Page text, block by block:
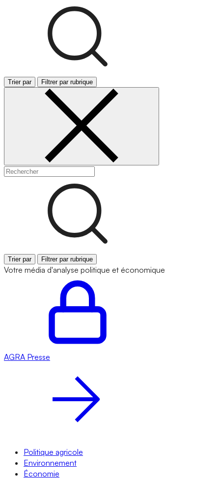
Trier par Filtrer par rubrique
Trier par Filtrer par rubrique
Votre média d'analyse politique et économique
AGRA Presse
Politique agricole
Environnement
Économie